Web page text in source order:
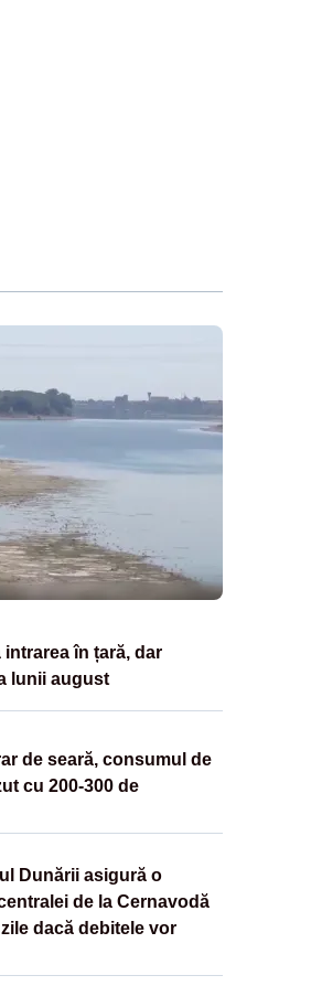
în țară, dar
lunii august
de seară, consumul de
cu 200-300 de
Dunării asigură o
de la Cernavodă
dacă debitele vor